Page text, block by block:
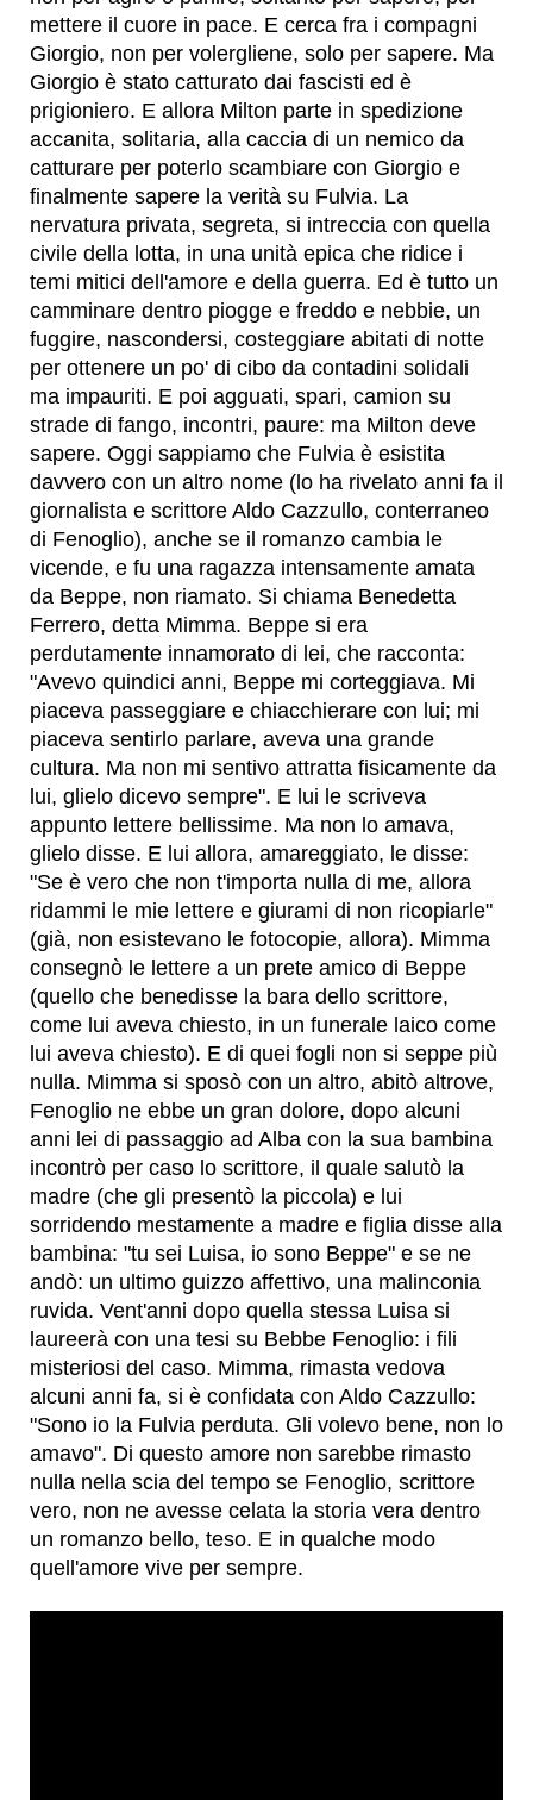
mettere il cuore in pace. E cerca fra i compagni
Giorgio, non per volergliene, solo per sapere. Ma
Giorgio è stato catturato dai fascisti ed è
prigioniero. E allora Milton parte in spedizione
accanita, solitaria, alla caccia di un nemico da
catturare per poterlo scambiare con Giorgio e
finalmente sapere la verità su Fulvia. La
nervatura privata, segreta, si intreccia con quella
civile della lotta, in una unità epica che ridice i
temi mitici dell'amore e della guerra. Ed è tutto un
camminare dentro piogge e freddo e nebbie, un
fuggire, nascondersi, costeggiare abitati di notte
per ottenere un po' di cibo da contadini solidali
ma impauriti. E poi agguati, spari, camion su
strade di fango, incontri, paure: ma Milton deve
sapere. Oggi sappiamo che Fulvia è esistita
davvero con un altro nome (lo ha rivelato anni fa il
giornalista e scrittore Aldo Cazzullo, conterraneo
di Fenoglio), anche se il romanzo cambia le
vicende, e fu una ragazza intensamente amata
da Beppe, non riamato. Si chiama Benedetta
Ferrero, detta Mimma. Beppe si era
perdutamente innamorato di lei, che racconta:
"Avevo quindici anni, Beppe mi corteggiava. Mi
piaceva passeggiare e chiacchierare con lui; mi
piaceva sentirlo parlare, aveva una grande
cultura. Ma non mi sentivo attratta fisicamente da
lui, glielo dicevo sempre". E lui le scriveva
appunto lettere bellissime. Ma non lo amava,
glielo disse. E lui allora, amareggiato, le disse:
"Se è vero che non t'importa nulla di me, allora
ridammi le mie lettere e giurami di non ricopiarle"
(già, non esistevano le fotocopie, allora). Mimma
consegnò le lettere a un prete amico di Beppe
(quello che benedisse la bara dello scrittore,
come lui aveva chiesto, in un funerale laico come
lui aveva chiesto). E di quei fogli non si seppe più
nulla. Mimma si sposò con un altro, abitò altrove,
Fenoglio ne ebbe un gran dolore, dopo alcuni
anni lei di passaggio ad Alba con la sua bambina
incontrò per caso lo scrittore, il quale salutò la
madre (che gli presentò la piccola) e lui
sorridendo mestamente a madre e figlia disse alla
bambina: "tu sei Luisa, io sono Beppe" e se ne
andò: un ultimo guizzo affettivo, una malinconia
ruvida. Vent'anni dopo quella stessa Luisa si
laureerà con una tesi su Bebbe Fenoglio: i fili
misteriosi del caso. Mimma, rimasta vedova
alcuni anni fa, si è confidata con Aldo Cazzullo:
"Sono io la Fulvia perduta. Gli volevo bene, non lo
amavo". Di questo amore non sarebbe rimasto
nulla nella scia del tempo se Fenoglio, scrittore
vero, non ne avesse celata la storia vera dentro
un romanzo bello, teso. E in qualche modo
quell'amore vive per sempre.